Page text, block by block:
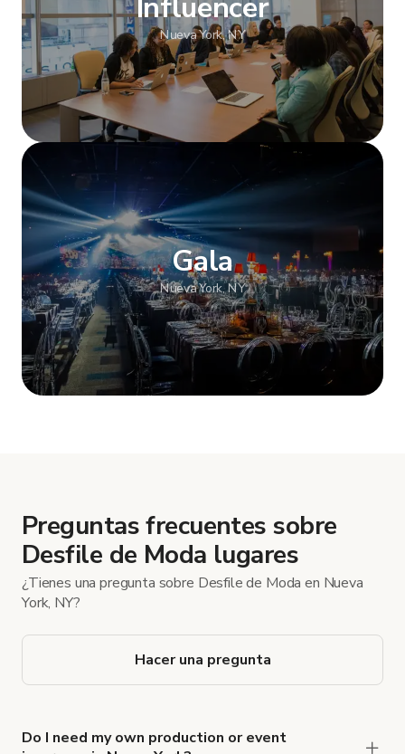
Nueva York, NY
Gala
Nueva York, NY
Preguntas frecuentes sobre
Desfile de Moda lugares
¿Tienes una pregunta sobre Desfile de Moda en Nueva
York, NY?
Hacer una pregunta
Do I need my own production or event